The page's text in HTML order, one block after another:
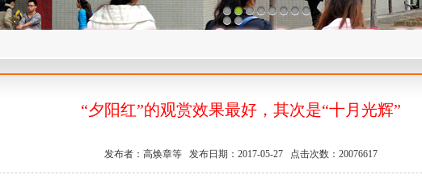
1 2 3 4 5
9 10
“夕阳红”的观赏效果最好，其次是“十月光辉”
发布者：高焕章等 发布日期：2017-05-27 点击次数：20076617